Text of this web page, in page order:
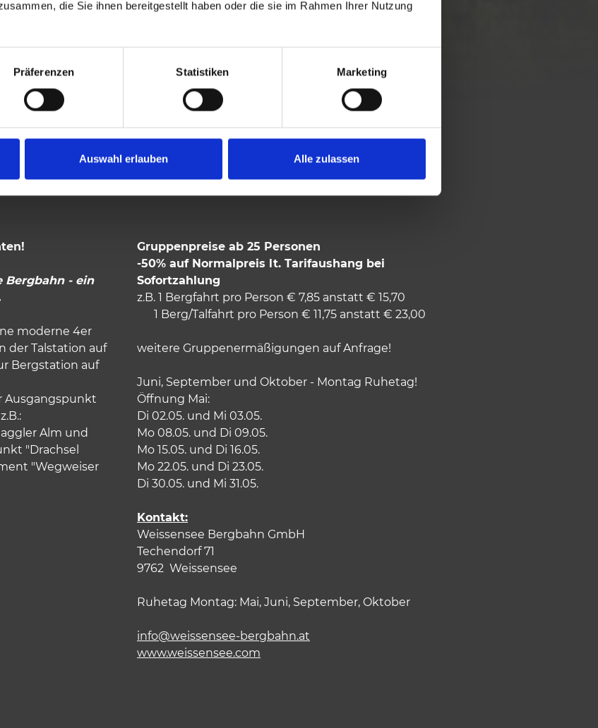
die Sie ihnen bereitgestellt haben oder die sie im Rahmen Ihrer Nutzung
Präferenzen Statistiken Marketing
Auswahl erlauben Alle zulassen
Bergbahn - ein
moderne 4er
der Talstation auf
Bergstation auf
Ausgangspunkt
Alm und
"Drachsel
"Wegweiser
Gruppenpreise ab 25 Personen
-50% auf Normalpreis lt. Tarifaushang bei
Sofortzahlung
z.B. 1 Bergfahrt pro Person € 7,85 anstatt € 15,70
1 Berg/Talfahrt pro Person € 11,75 anstatt € 23,00
weitere Gruppenermäßigungen auf Anfrage!
Juni, September und Oktober - Montag Ruhetag!
Öffnung Mai:
Di 02.05. und Mi 03.05.
Mo 08.05. und Di 09.05.
Mo 15.05. und Di 16.05.
Mo 22.05. und Di 23.05.
Di 30.05. und Mi 31.05.
Kontakt:
Weissensee Bergbahn GmbH
Techendorf 71
9762 Weissensee
Ruhetag Montag: Mai, Juni, September, Oktober
info@weissensee-bergbahn.at
www.weissensee.com